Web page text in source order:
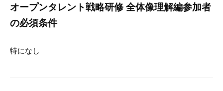
オープンタレント戦略研修 全体像理解編参加者
の必須条件
特になし